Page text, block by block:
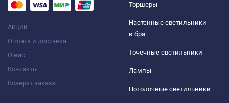
Акции
Оплата и доставка
О нас
Контакты
Возврат заказа
Торшеры
Настенные светильники
и бра
Точечные светильники
Лампы
Потолочные светильники